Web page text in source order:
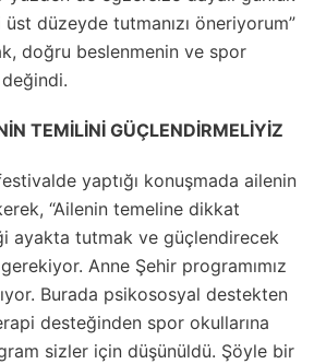
düzeyde tutmanızı öneriyorum”
doğru beslenmenin ve spor
TEMİLİNİ GÜÇLENDİRMELİYİZ
yaptığı konuşmada ailenin
“Ailenin temeline dikkat
ayakta tutmak ve güçlendirecek
Anne Şehir programımız
Burada psikososyal destekten
desteğinden spor okullarına
sizler için düşünüldü. Şöyle bir